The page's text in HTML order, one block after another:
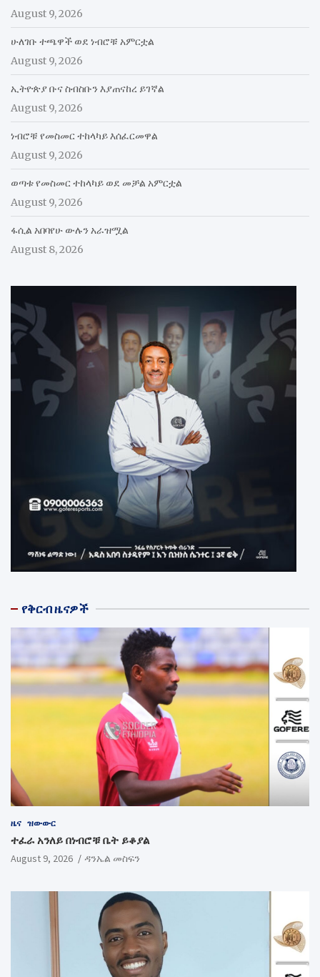
August 9, 2026
ሁለገቡ ተጫዋች ወደ ነብሮቹ አምርቷል
August 9, 2026
ኢትዮጵያ ቡና ስብስቡን እያጠናከረ ይገኛል
August 9, 2026
ነብሮቹ የመስመር ተከላካይ እሰፈርመዋል
August 9, 2026
ወጣቱ የመስመር ተከላካይ ወደ መቻል አምርቷል
August 9, 2026
ፋሲል አበባየሁ ውሉን አራዝሟል
August 8, 2026
የቅርብ ዜናዎች
ዜና ዝውውር
ተፈራ አንለይ በነብሮቹ ቤት ይቆያል
August 9, 2026 ዳንኤል መስፍን